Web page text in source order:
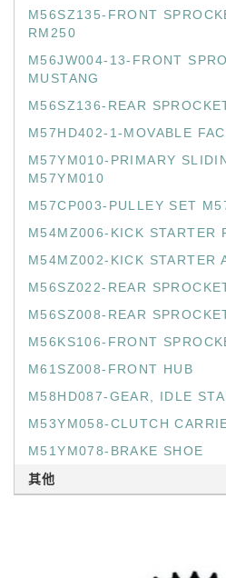
M56SZ135-FRONT
RM250
M56JW004-13-FRONT
MUSTANG
M56SZ136-REAR
M57HD402-1-MOVABLE
M57YM010-PRIMARY
M57YM010
M57CP003-PULLEY SET
M54MZ006-KICK STARTER
M54MZ002-KICK STARTER
M56SZ022-REAR
M56SZ008-REAR
M56KS106-FRONT
M61SZ008-FRONT HUB
M58HD087-GEAR, IDLE
M53YM058-CLUTCH
M51YM078-BRAKE SHOE
其他